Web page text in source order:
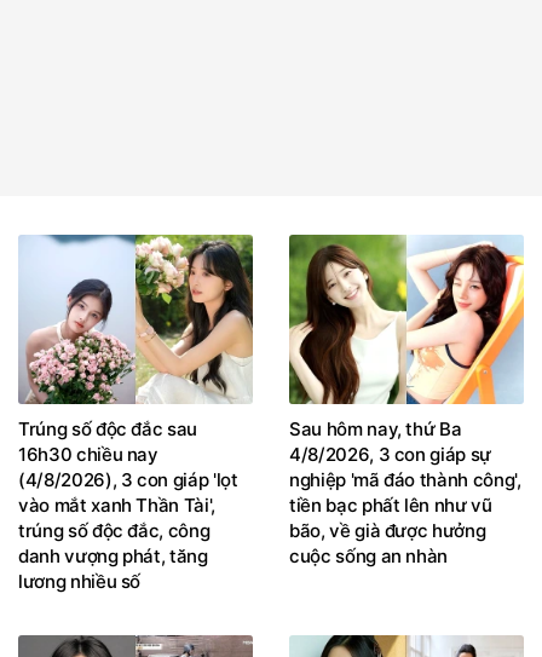
Trúng số độc đắc sau
16h30 chiều nay
(4/8/2026), 3 con giáp 'lọt
vào mắt xanh Thần Tài',
trúng số độc đắc, công
danh vượng phát, tăng
lương nhiều số
Sau hôm nay, thứ Ba
4/8/2026, 3 con giáp sự
nghiệp 'mã đáo thành công',
tiền bạc phất lên như vũ
bão, về già được hưởng
cuộc sống an nhàn